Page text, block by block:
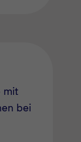
mit
bei